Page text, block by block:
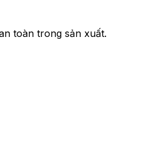
toàn trong sản xuất.